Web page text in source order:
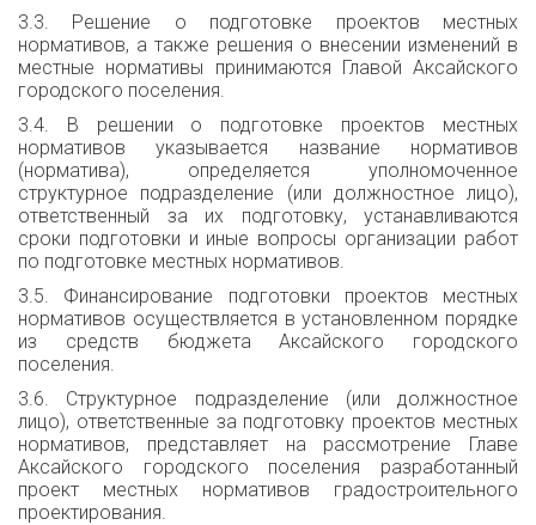
3.3. Решение о подготовке проектов местных
нормативов, а также решения о внесении изменений в
местные нормативы принимаются Главой Аксайского
городского поселения.
3.4. В решении о подготовке проектов местных
нормативов указывается название нормативов
(норматива), определяется уполномоченное
структурное подразделение (или должностное лицо),
ответственный за их подготовку, устанавливаются
сроки подготовки и иные вопросы организации работ
по подготовке местных нормативов.
3.5. Финансирование подготовки проектов местных
нормативов осуществляется в установленном порядке
из средств бюджета Аксайского городского
поселения.
3.6. Структурное подразделение (или должностное
лицо), ответственные за подготовку проектов местных
нормативов, представляет на рассмотрение Главе
Аксайского городского поселения разработанный
проект местных нормативов градостроительного
проектирования.